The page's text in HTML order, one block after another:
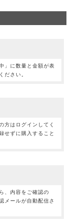
」に数量と金額が表
ださい。
方はログインしてく
せずに購入すること
、内容をご確認の
メールが自動配信さ